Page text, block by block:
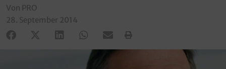
Von PRO
28. September 2014